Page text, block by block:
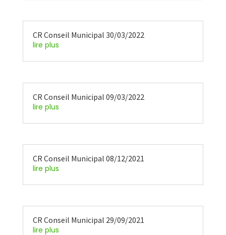
CR Conseil Municipal 30/03/2022
lire plus
CR Conseil Municipal 09/03/2022
lire plus
CR Conseil Municipal 08/12/2021
lire plus
CR Conseil Municipal 29/09/2021
lire plus